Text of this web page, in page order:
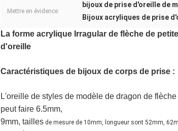
Mettre en évidence:
bijoux de prise d'oreille de
Bijoux acryliques de prise
La forme acrylique Irragular de flèche de
d'oreille
Caractéristiques de bijoux de corps de prise :
L'oreille de styles de modèle de dragon de
peut faire 6.5mm,
9mm, tailles de mesure de 10mm, longueur sont 52mm,